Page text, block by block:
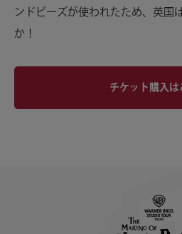
ンドビーズが使われたため、英国
か！
チケット購入は